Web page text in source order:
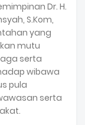
Dr. H.
S.Kom,
yang
mutu
serta
wibawa
pula
serta